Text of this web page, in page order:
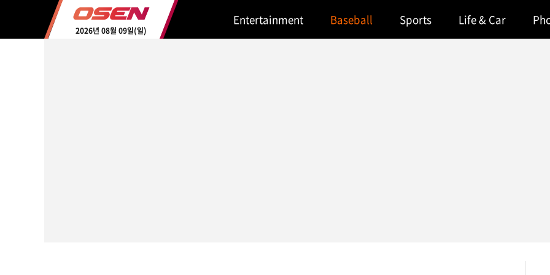
2026년 08월 09일(일)
Entertainment Baseball Sports Life & Car